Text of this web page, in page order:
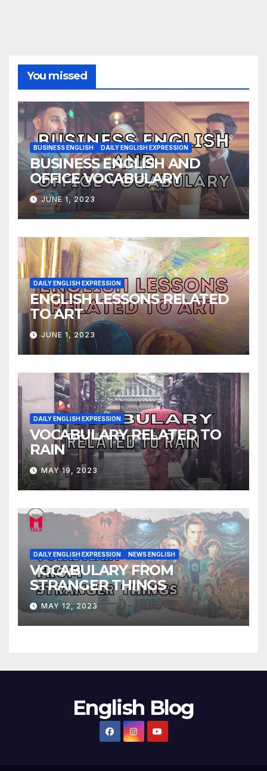
You missed
BUSINESS ENGLISH DAILY ENGLISH EXPRESSION
BUSINESS ENGLISH AND
OFFICE VOCABULARY
JUNE 1, 2023
DAILY ENGLISH EXPRESSION
ENGLISH LESSONS RELATED
TO ART
JUNE 1, 2023
DAILY ENGLISH EXPRESSION
VOCABULARY RELATED TO
RAIN
MAY 19, 2023
DAILY ENGLISH EXPRESSION NEWS ENGLISH
VOCABULARY FROM
STRANGER THINGS
MAY 12, 2023
English Blog